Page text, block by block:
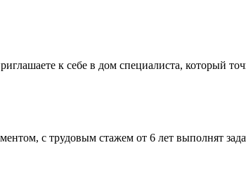
к себе в дом специалиста, который
с трудовым стажем от 6 лет выполнят